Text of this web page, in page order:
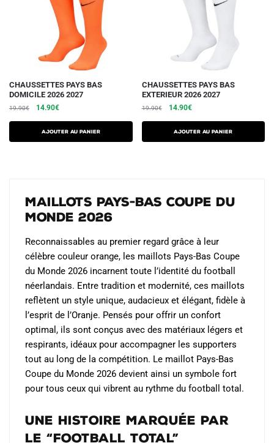
CHAUSSETTES PAYS BAS
DOMICILE 2026 2027
19.90€
Le
initial
était :
14.90€Le
actuel
est :
Ajouter au panier
CHAUSSETTES PAYS BAS
EXTERIEUR 2026 2027
19.90€
Le
initial
était :
14.90€Le
actuel
est :
Ajouter au panier
Maillots Pays-Bas Coupe du
Monde 2026
Reconnaissables au premier regard grâce à leur
célèbre couleur orange, les maillots Pays-Bas Coupe
du Monde 2026 incarnent toute l’identité du football
néerlandais. Entre tradition et modernité, ces maillots
reflètent un style unique, audacieux et élégant, fidèle à
l’esprit de l’Oranje. Pensés pour offrir un confort
optimal, ils sont conçus avec des matériaux légers et
respirants, idéaux pour accompagner les supporters
tout au long de la compétition. Le maillot Pays-Bas
Coupe du Monde 2026 devient ainsi un symbole fort
pour tous ceux qui vibrent au rythme du football total.
Une histoire marquée par
le “football total”